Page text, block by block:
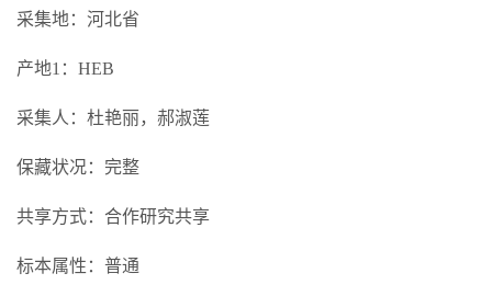
采集地：河北省
产地1：HEB
采集人：杜艳丽，郝淑莲
保藏状况：完整
共享方式：合作研究共享
标本属性：普通